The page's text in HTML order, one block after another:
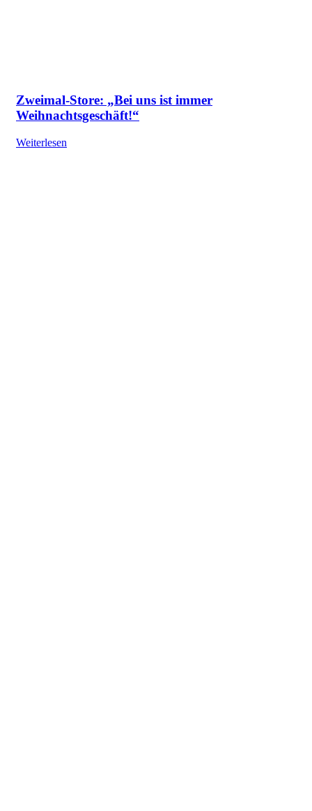
Zweimal-Store: „Bei uns ist immer
Weihnachtsgeschäft!“
Weiterlesen